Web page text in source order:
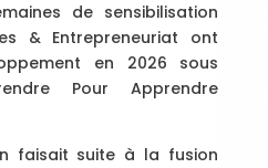
de sensibilisation
& Entrepreneuriat ont
en 2026 sous
Pour Apprendre
faisait suite à la fusion